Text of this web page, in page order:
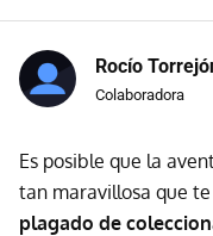
Rocío
Colaboradora
Es posible que la
tan maravillosa que
plagado de